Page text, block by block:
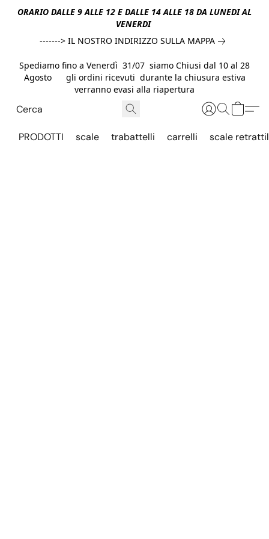
ORARIO DALLE 9 ALLE 12 E DALLE 14 ALLE 18 DA LUNEDI AL
VENERDI
-------> IL NOSTRO INDIRIZZO SULLA MAPPA
Spediamo fino a Venerdì 31/07 siamo Chiusi dal 10 al 28
Agosto gli ordini ricevuti durante la chiusura estiva
verranno evasi alla riapertura
PRODOTTI scale trabattelli carrelli scale